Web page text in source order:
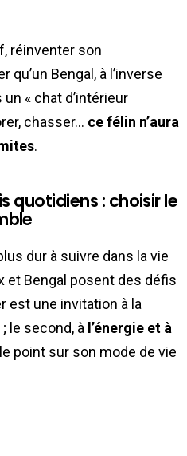
réinventer son
Bengal, à l’inverse
« chat d’intérieur
chasser… ce félin n’aura
.
quotidiens : choisir le
dur à suivre dans la vie
et Bengal posent des défis
est une invitation à la
le second, à l’énergie et à
point sur son mode de vie